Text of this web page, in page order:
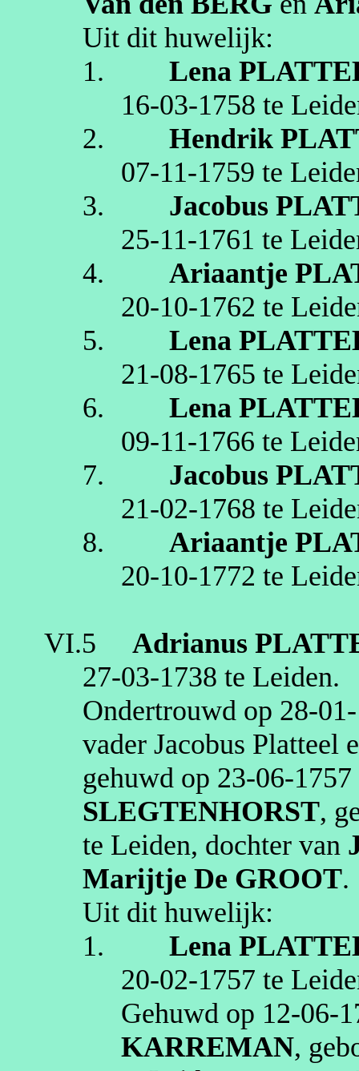
Uit dit huwelijk:
1.
Lena
16‑03‑1758 te
2.
Hendrik
07‑11‑1759 te
3.
Jacobus
25‑11‑1761 te
4.
Ariaantje
20‑10‑1762 te
5.
Lena
21‑08‑1765 te
6.
Lena
09‑11‑1766 te
7.
Jacobus
21‑02‑1768 te
8.
Ariaantje
20‑10‑1772 te
VI.5 Adrianus
27‑03‑1738 te Leiden.
Ondertrouwd op
vader Jacobus Platteel
gehuwd op 23‑06‑1757
SLEGTENHORST,
te Leiden, dochter van
Marijtje De GROOT.
Uit dit huwelijk:
1.
Lena
20‑02‑1757 te
Gehuwd op
KARREMAN,